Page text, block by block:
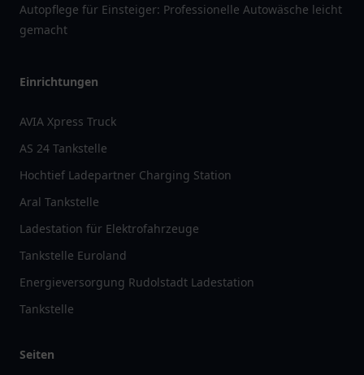
Autopflege für Einsteiger: Professionelle Autowäsche leicht
gemacht
Einrichtungen
AVIA Xpress Truck
AS 24 Tankstelle
Hochtief Ladepartner Charging Station
Aral Tankstelle
Ladestation für Elektrofahrzeuge
Tankstelle Euroland
Energieversorgung Rudolstadt Ladestation
Tankstelle
Seiten